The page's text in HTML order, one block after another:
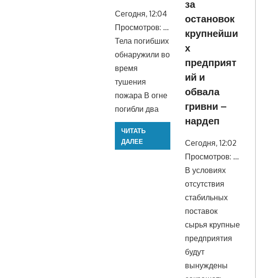
Сегодня, 12:04
Просмотров: …
Тела погибших
обнаружили во
время
тушения
пожара В огне
погибли два
ЧИТАТЬ
ДАЛЕЕ
за
остановок
крупнейши
х
предприят
ий и
обвала
гривни –
нардеп
Сегодня, 12:02
Просмотров: …
В условиях
отсутствия
стабильных
поставок
сырья крупные
предприятия
будут
вынуждены